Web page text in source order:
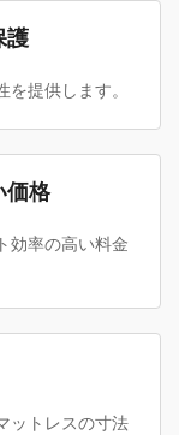
護
提供します。
価格
効率の高い料金
ットレスの寸法